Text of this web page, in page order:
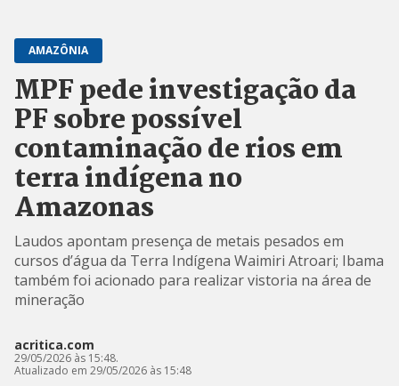
AMAZÔNIA
MPF pede investigação da
PF sobre possível
contaminação de rios em
terra indígena no
Amazonas
Laudos apontam presença de metais pesados em
cursos d’água da Terra Indígena Waimiri Atroari; Ibama
também foi acionado para realizar vistoria na área de
mineração
acritica.com
29/05/2026 às 15:48.
Atualizado em 29/05/2026 às 15:48